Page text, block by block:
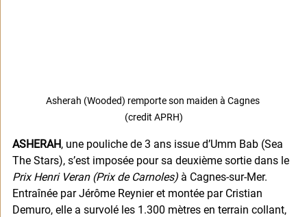
Asherah (Wooded) remporte son maiden à Cagnes
(credit APRH)
ASHERAH, une pouliche de 3 ans issue d’Umm Bab (Sea
The Stars), s’est imposée pour sa deuxième sortie dans le
Prix Henri Veran (Prix de Carnoles) à Cagnes-sur-Mer.
Entraînée par Jérôme Reynier et montée par Cristian
Demuro, elle a survolé les 1.300 mètres en terrain collant,